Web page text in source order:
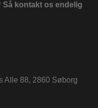
kontakt os endelig
Alle 88, 2860 Søborg